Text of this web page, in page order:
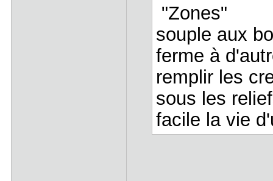
"Zones"
souple aux
ferme à
remplir les
sous les
facile la vie